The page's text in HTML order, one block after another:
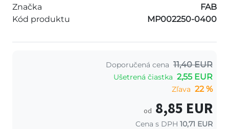
Značka
FAB
Kód produktu
MP002250-0400
Doporučená cena 11,40 EUR
Ušetrená čiastka 2,55 EUR
Zľava 22 %
od 8,85 EUR
Cena s DPH 10,71 EUR